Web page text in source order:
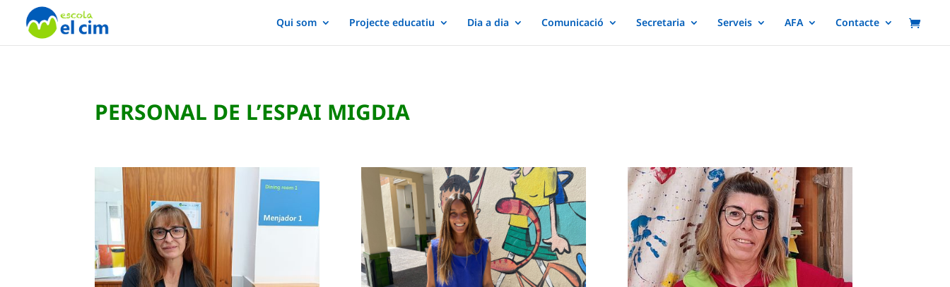
Qui som Projecte educatiu Dia a dia Comunicació Secretaria Serveis AFA Contacte
PERSONAL DE L’ESPAI MIGDIA